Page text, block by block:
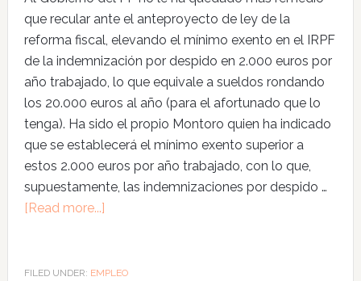
que recular ante el anteproyecto de ley de la
reforma fiscal, elevando el mínimo exento en el IRPF
de la indemnización por despido en 2.000 euros por
año trabajado, lo que equivale a sueldos rondando
los 20.000 euros al año (para el afortunado que lo
tenga). Ha sido el propio Montoro quien ha indicado
que se establecerá el mínimo exento superior a
estos 2.000 euros por año trabajado, con lo que,
supuestamente, las indemnizaciones por despido …
[Read more...]
FILED UNDER: EMPLEO